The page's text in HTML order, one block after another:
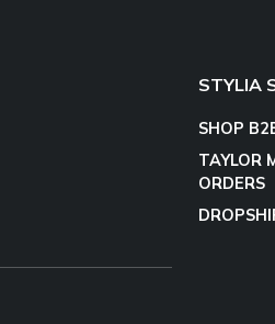
STYLIA
SHOP
TAYLOR
ORDERS